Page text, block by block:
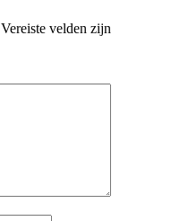
Vereiste velden zijn